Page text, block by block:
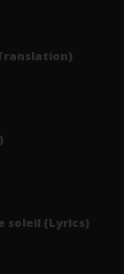
soleil (Lyrics)